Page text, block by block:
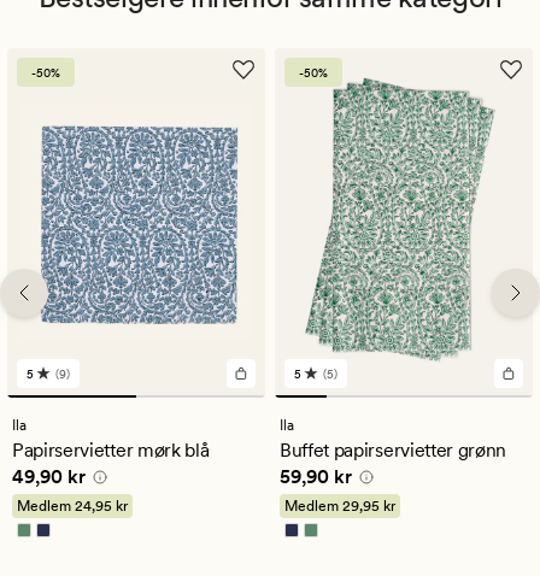
-50%
9
anmeldelser
med
en
gjennomsnittlig
vurdering
på
5
5 (9)
Ila
Papirservietter mørk blå
Pris 49,90 kr
49,90 kr
Medlem 24,95 kr
-50%
5
anmeldelser
med
en
gjennomsnittlig
vurdering
på
5
5 (5)
Ila
Buffet papirservietter grønn
Pris 59,90 kr
59,90 kr
Medlem 29,95 kr